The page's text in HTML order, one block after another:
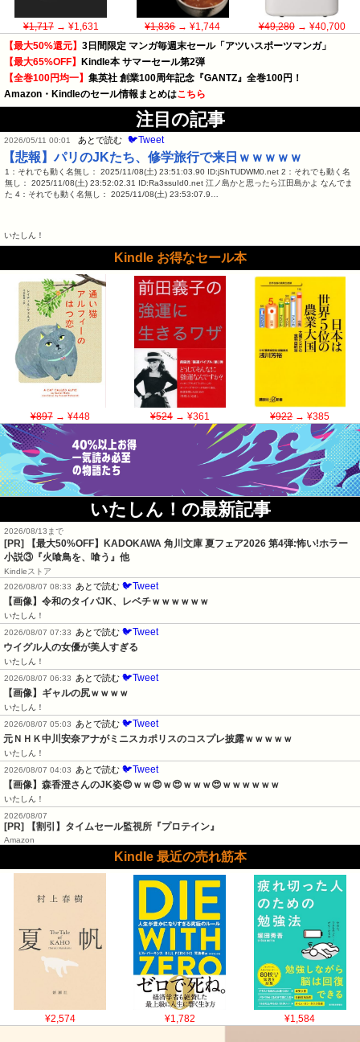
¥1,717→ ¥1,631 ¥1,836→ ¥1,744 ¥49,280→ ¥40,700
【最大50%還元】 3日間限定 マンガ毎週末セール「アツいスポーツマンガ」
【最大65%OFF】
Kindle本 サマーセール第2弾
【全巻100円均一】 集英社 創業100周年記念『GANTZ』全巻100円！
Amazon・Kindleのセール情報まとめはこちら
注目の記事
2026/05/11 00:01 あとで読む 🐦Tweet
【悲報】パリのJKたち、修学旅行で来日ｗｗｗｗｗ
1：それでも動く名無し： 2025/11/08(土) 23:51:03.90 ID:jShTUDWM0.net 2：それでも動く名
無し： 2025/11/08(土) 23:52:02.31 ID:Ra3ssuId0.net 江ノ島かと思ったら江田島かよ なんでま
た 4：それでも動く名無し： 2025/11/08(土) 23:53:07.9…
いたしん！
Kindle お得なセール本
¥897→ ¥448 ¥524→ ¥361 ¥922→ ¥385
いたしん！の最新記事
2026/08/13まで
[PR] 【最大50%OFF】KADOKAWA 角川文庫 夏フェア2026 第4弾:怖い!ホラー
小説③『火喰鳥を、喰う』他
Kindleストア
2026/08/07 08:33
あとで読む 🐦Tweet
【画像】令和のタイパJK、レベチｗｗｗｗｗｗ
いたしん！
2026/08/07 07:33
あとで読む 🐦Tweet
ウイグル人の女優が美人すぎる
いたしん！
2026/08/07 06:33
あとで読む 🐦Tweet
【画像】ギャルの尻ｗｗｗｗ
いたしん！
2026/08/07 05:03
あとで読む 🐦Tweet
元ＮＨＫ中川安奈アナがミニスカポリスのコスプレ披露ｗｗｗｗｗ
いたしん！
2026/08/07 04:03
あとで読む 🐦Tweet
【画像】森香澄さんのJK姿😍ｗｗ😍ｗ😍ｗｗｗ😍ｗｗｗｗｗｗ
いたしん！
2026/08/07
[PR] 【割引】タイムセール監視所『プロテイン』
Amazon
Kindle 最近の売れ筋本
¥2,574 ¥1,782 ¥1,584